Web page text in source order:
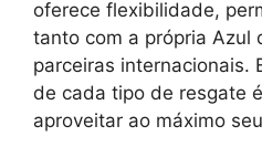
oferece flexibilidade,
tanto com a própria Azul
parceiras internacionais.
de cada tipo de resgate
aproveitar ao máximo